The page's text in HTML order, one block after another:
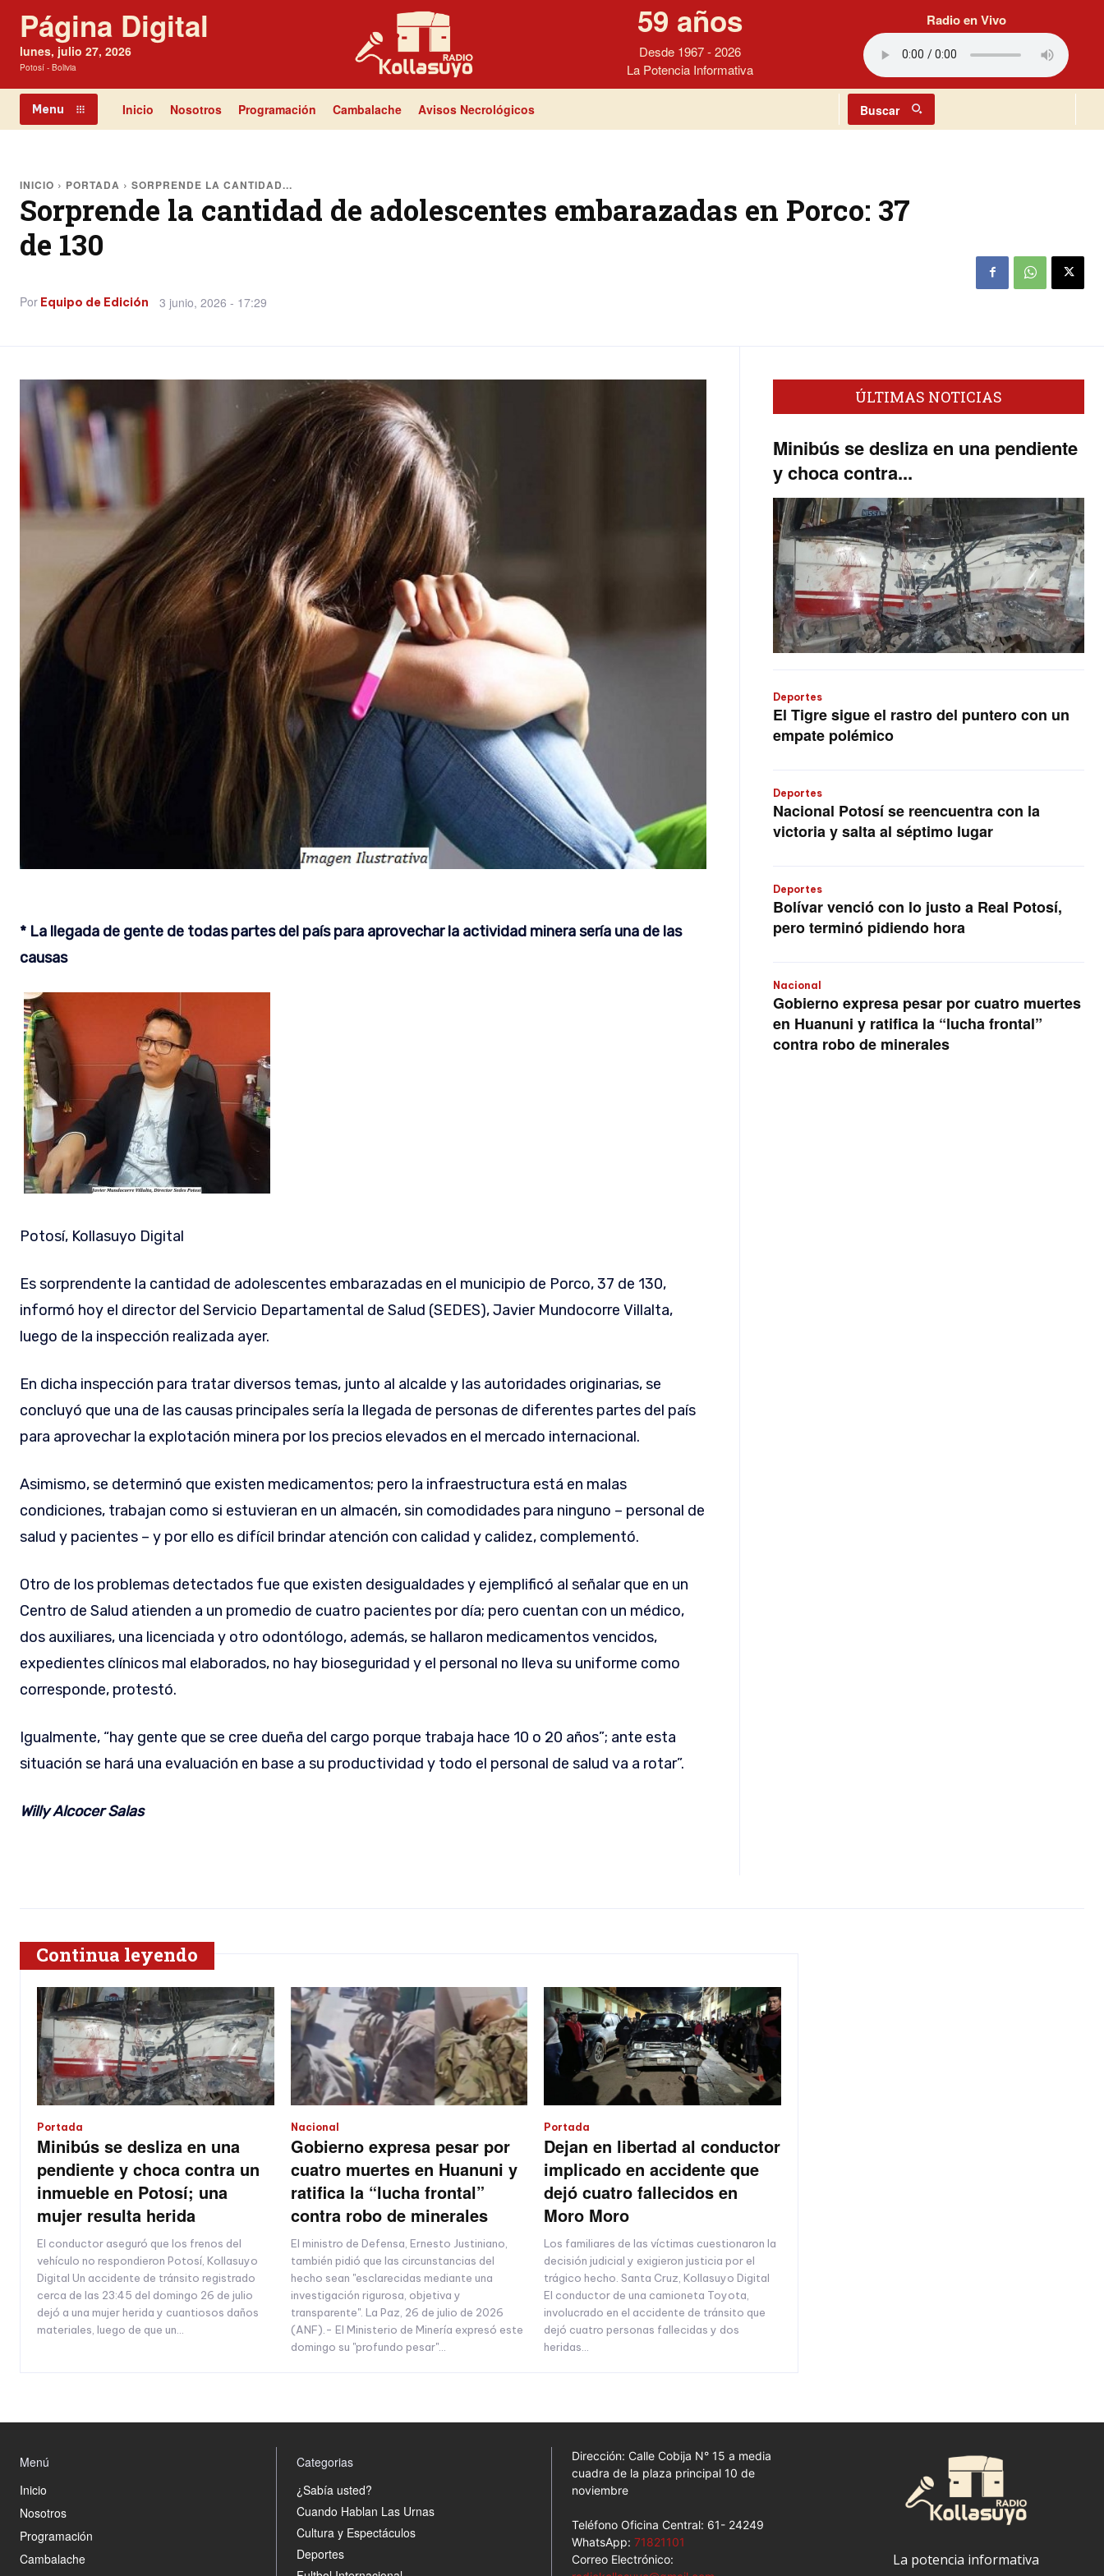
Página Digital
lunes, julio 27, 2026
Potosí - Bolivia
59 años
Desde 1967 - 2026
La Potencia Informativa
Radio en Vivo
Menu Inicio Nosotros Programación Cambalache Avisos Necrológicos Buscar
INICIO PORTADA SORPRENDE LA CANTIDAD...
Sorprende la cantidad de adolescentes embarazadas en Porco: 37
de 130
Por Equipo de Edición 3 junio, 2026 - 17:29
* La llegada de gente de todas partes del país para aprovechar la actividad minera sería una de las
causas
Potosí, Kollasuyo Digital
Es sorprendente la cantidad de adolescentes embarazadas en el municipio de Porco, 37 de 130,
informó hoy el director del Servicio Departamental de Salud (SEDES), Javier Mundocorre Villalta,
luego de la inspección realizada ayer.
En dicha inspección para tratar diversos temas, junto al alcalde y las autoridades originarias, se
concluyó que una de las causas principales sería la llegada de personas de diferentes partes del país
para aprovechar la explotación minera por los precios elevados en el mercado internacional.
Asimismo, se determinó que existen medicamentos; pero la infraestructura está en malas
condiciones, trabajan como si estuvieran en un almacén, sin comodidades para ninguno – personal de
salud y pacientes – y por ello es difícil brindar atención con calidad y calidez, complementó.
Otro de los problemas detectados fue que existen desigualdades y ejemplificó al señalar que en un
Centro de Salud atienden a un promedio de cuatro pacientes por día; pero cuentan con un médico,
dos auxiliares, una licenciada y otro odontólogo, además, se hallaron medicamentos vencidos,
expedientes clínicos mal elaborados, no hay bioseguridad y el personal no lleva su uniforme como
corresponde, protestó.
Igualmente, “hay gente que se cree dueña del cargo porque trabaja hace 10 o 20 años”; ante esta
situación se hará una evaluación en base a su productividad y todo el personal de salud va a rotar”.
Willy Alcocer Salas
ÚLTIMAS NOTICIAS
Minibús se desliza en una pendiente
y choca contra...
Deportes
El Tigre sigue el rastro del puntero con un
empate polémico
Deportes
Nacional Potosí se reencuentra con la
victoria y salta al séptimo lugar
Deportes
Bolívar venció con lo justo a Real Potosí,
pero terminó pidiendo hora
Nacional
Gobierno expresa pesar por cuatro muertes
en Huanuni y ratifica la “lucha frontal”
contra robo de minerales
Continua leyendo
Portada
Minibús se desliza en una
pendiente y choca contra un
inmueble en Potosí; una
mujer resulta herida
El conductor aseguró que los frenos del
vehículo no respondieron Potosí, Kollasuyo
Digital Un accidente de tránsito registrado
cerca de las 23:45 del domingo 26 de julio
dejó a una mujer herida y cuantiosos daños
materiales, luego de que un...
Nacional
Gobierno expresa pesar por
cuatro muertes en Huanuni y
ratifica la “lucha frontal”
contra robo de minerales
El ministro de Defensa, Ernesto Justiniano,
también pidió que las circunstancias del
hecho sean "esclarecidas mediante una
investigación rigurosa, objetiva y
transparente". La Paz, 26 de julio de 2026
(ANF).- El Ministerio de Minería expresó este
domingo su "profundo pesar"...
Portada
Dejan en libertad al conductor
implicado en accidente que
dejó cuatro fallecidos en
Moro Moro
Los familiares de las víctimas cuestionaron la
decisión judicial y exigieron justicia por el
trágico hecho. Santa Cruz, Kollasuyo Digital
El conductor de una camioneta Toyota,
involucrado en el accidente de tránsito que
dejó cuatro personas fallecidas y dos
heridas...
Menú
Inicio
Nosotros
Programación
Cambalache
Categorias
¿Sabía usted?
Cuando Hablan Las Urnas
Cultura y Espectáculos
Deportes
Dirección: Calle Cobija N° 15 a media
cuadra de la plaza principal 10 de
noviembre
Teléfono Oficina Central: 61- 24249
WhatsApp: 71821101
Correo Electrónico:
La potencia informativa